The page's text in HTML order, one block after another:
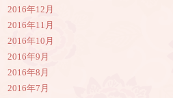
2016年12月
2016年11月
2016年10月
2016年9月
2016年8月
2016年7月